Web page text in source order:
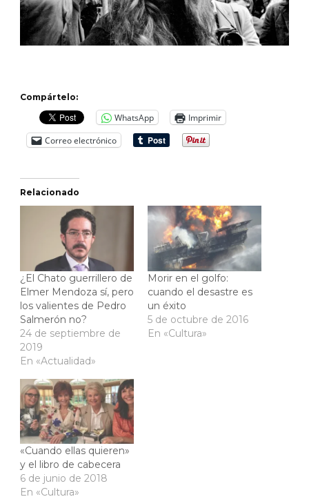
Compártelo:
WhatsApp
Imprimir
Correo electrónico
Relacionado
¿El Chato guerrillero de
Elmer Mendoza sí, pero
los valientes de Pedro
Salmerón no?
24 de septiembre de
2019
En «Actualidad»
Morir en el golfo:
cuando el desastre es
un éxito
5 de octubre de 2016
En «Cultura»
«Cuando ellas quieren»
y el libro de cabecera
6 de junio de 2018
En «Cultura»